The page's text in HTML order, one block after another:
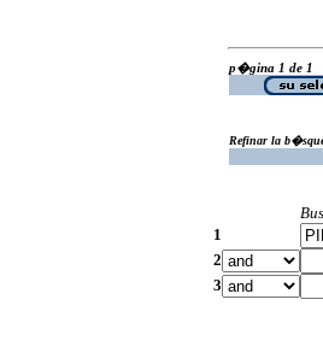
p�gina 1 de 1
Refinar la
1
2
3